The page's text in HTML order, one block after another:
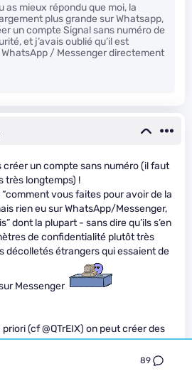
89
as mieux répondu que moi, la
plus grande sur Whatsapp,
un compte Signal sans numéro de
et j’avais oublié qu’il est
/ Messenger directement
créer un compte sans numéro (il faut
très longtemps) !
vous faites pour avoir de la
rien eu sur WhatsApp/Messenger,
dont la plupart - sans dire qu’ils s’en
de confidentialité plutôt très
décolletés étrangers qui essaient de
Messenger
(cf @QTrEIX) on peut créer des
m’étonnerai que le mien se balade
depuis 15ans et j’ai jamais eu de